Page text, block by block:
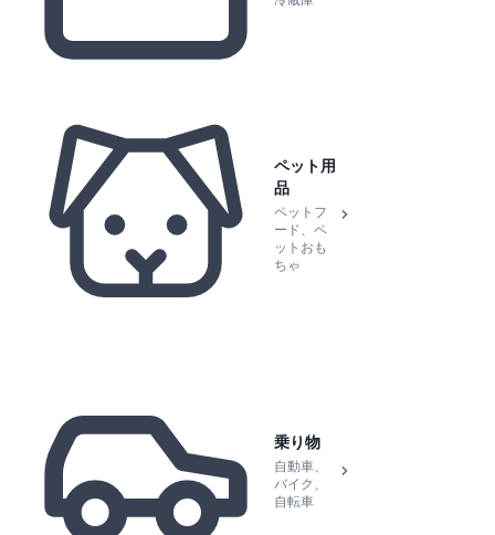
ペット用
品
ペットフ
ード、ペ
ットおも
ちゃ
乗り物
自動車、
バイク、
自転車